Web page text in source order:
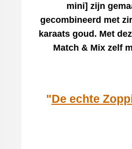
mini] zijn
gecombineerd met
karaats goud. Met
Match & Mix zelf
"De echte